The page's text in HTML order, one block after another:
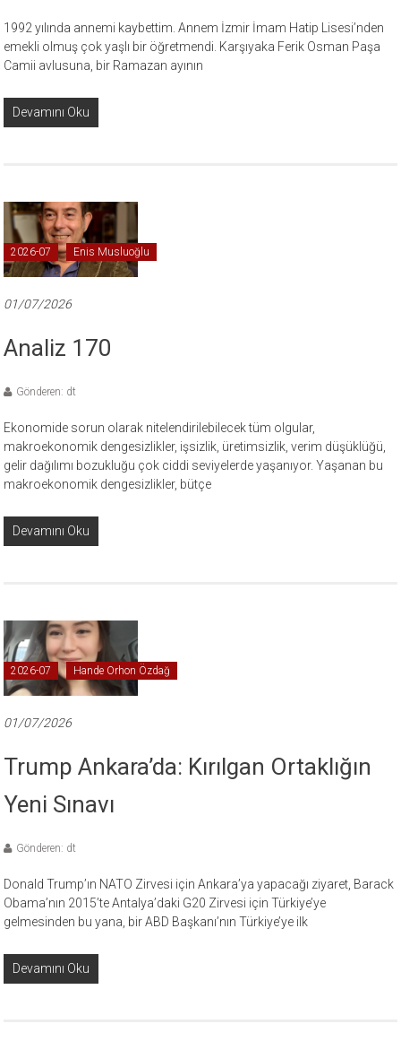
1992 yılında annemi kaybettim. Annem İzmir İmam Hatip Lisesi’nden
emekli olmuş çok yaşlı bir öğretmendi. Karşıyaka Ferik Osman Paşa
Camii avlusuna, bir Ramazan ayının
Devamını Oku
2026-07 Enis Musluoğlu
01/07/2026
Analiz 170
Gönderen: dt
Ekonomide sorun olarak nitelendirilebilecek tüm olgular,
makroekonomik dengesizlikler, işsizlik, üretimsizlik, verim düşüklüğü,
gelir dağılımı bozukluğu çok ciddi seviyelerde yaşanıyor. Yaşanan bu
makroekonomik dengesizlikler, bütçe
Devamını Oku
2026-07 Hande Orhon Özdağ
01/07/2026
Trump Ankara’da: Kırılgan Ortaklığın
Yeni Sınavı
Gönderen: dt
Donald Trump’ın NATO Zirvesi için Ankara’ya yapacağı ziyaret, Barack
Obama’nın 2015’te Antalya’daki G20 Zirvesi için Türkiye’ye
gelmesinden bu yana, bir ABD Başkanı’nın Türkiye’ye ilk
Devamını Oku